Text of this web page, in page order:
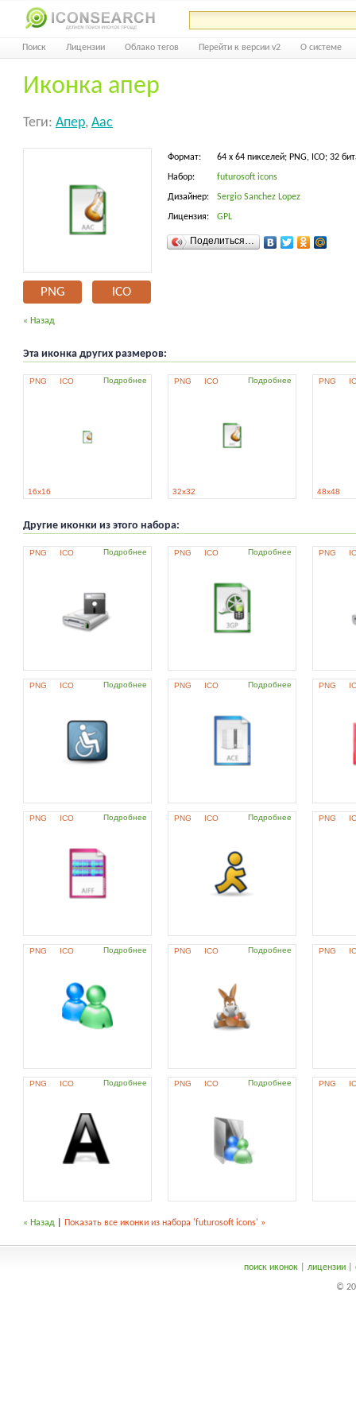
Поиск Лицензии Облако тегов Перейти к версии v2 О системе
Иконка апер
Теги: Апер, Aac
PNG ICO
Формат: 64 x 64 пикселей; PNG, ICO; 32
Набор: futurosoft icons
Дизайнер: Sergio Sanchez Lopez
Лицензия: GPL
Поделиться…
« Назад
Эта иконка других размеров:
PNG ICO Подробнее
16x16
PNG ICO Подробнее
32x32
PNG
48x48
Другие иконки из этого набора:
PNG ICO Подробнее PNG ICO Подробнее PNG
PNG ICO Подробнее PNG ICO Подробнее PNG
PNG ICO Подробнее PNG ICO Подробнее PNG
PNG ICO Подробнее PNG ICO Подробнее PNG
PNG ICO Подробнее PNG ICO Подробнее PNG
« Назад Показать все иконки из набора 'futurosoft icons' »
поиск иконок| лицензии|
©